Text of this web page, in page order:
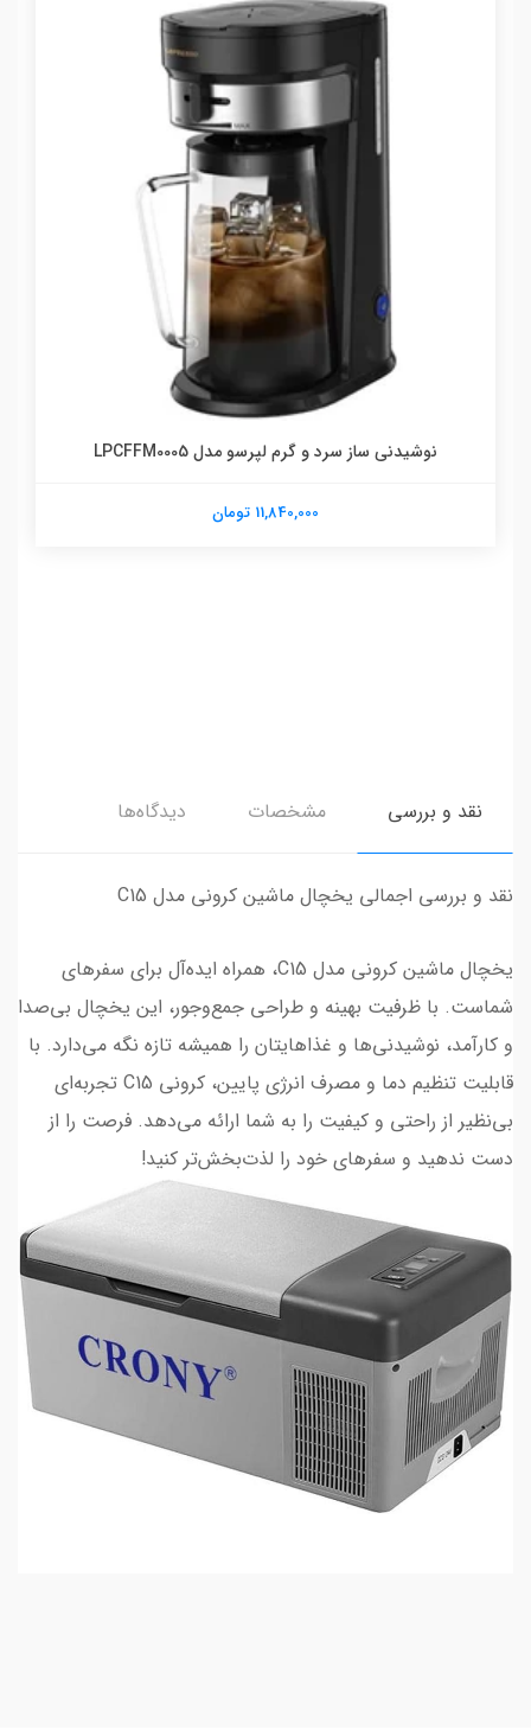
نوشیدنی ساز سرد و گرم لپرسو مدل LPCFFM0005
11,840,000 تومان
نقد و بررسی مشخصات دیدگاه‌ها
نقد و بررسی اجمالی یخچال ماشین کرونی مدل C15
یخچال ماشین کرونی مدل C15، همراه ایده‌آل برای سفرهای
شماست. با ظرفیت بهینه و طراحی جمع‌وجور، این یخچال بی‌صدا
و کارآمد، نوشیدنی‌ها و غذاهایتان را همیشه تازه نگه می‌دارد. با
قابلیت تنظیم دما و مصرف انرژی پایین، کرونی C15 تجربه‌ای
بی‌نظیر از راحتی و کیفیت را به شما ارائه می‌دهد. فرصت را از
دست ندهید و سفرهای خود را لذت‌بخش‌تر کنید!